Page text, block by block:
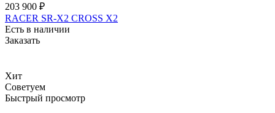
203 900 ₽
RACER SR-X2 CROSS X2
Есть в наличии
Заказать
Хит
Советуем
Быстрый просмотр